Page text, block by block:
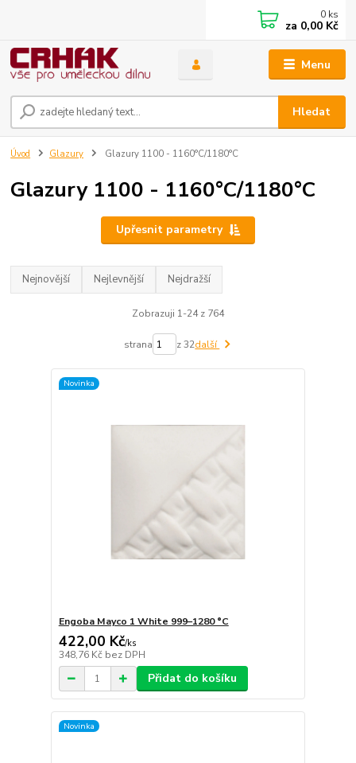
Menu
Hledat
0 ks
za 0,00 Kč
Úvod Glazury Glazury 1100 - 1160°C/1180°C
Glazury 1100 - 1160°C/1180°C
Upřesnit parametry
Nejnovější Nejlevnější Nejdražší
Zobrazuji 1-24 z 764
strana z 32další
Novinka
Engoba Mayco 1 White 999–1280 °C
422,00 Kč/ks
348,76 Kč bez DPH
Přidat do košíku
Novinka